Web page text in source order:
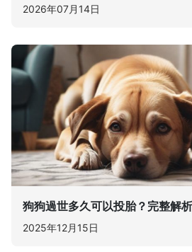
2026年07月14日
狗狗過世多久可以投胎？完整解
2025年12月15日